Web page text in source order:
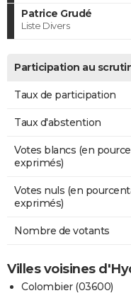
Patrice Grudé
Liste Divers
Participation au
Taux de participation
Taux d'abstention
Votes blancs (en
exprimés)
Votes nuls (en
exprimés)
Nombre de votants
Villes voisines
Colombier (03600)